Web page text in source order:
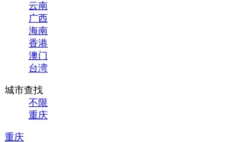
云南
广西
海南
香港
澳门
台湾
城市查找
不限
重庆
重庆